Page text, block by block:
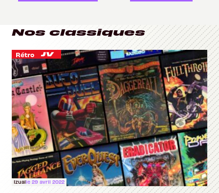
Nos classiques
Rétro
Izualle 29 avril 2022